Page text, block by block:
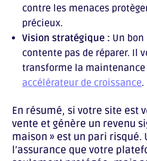
contre les menaces
précieux.
Vision stratégique : Un
contente pas de réparer. Il
transforme la
accélérateur de croissance.
En résumé, si votre site est
vente et génère un revenu
maison » est un pari risqué.
l’assurance que votre